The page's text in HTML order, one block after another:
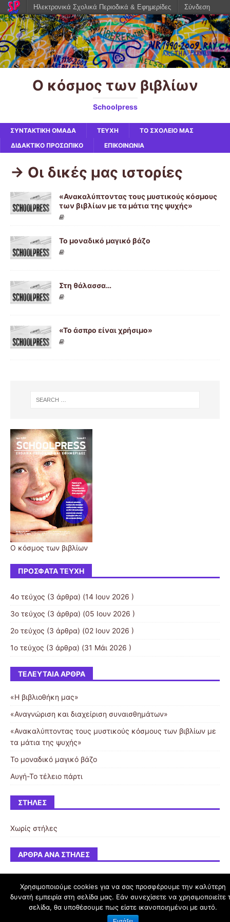
Ο κόσμος των βιβλίων
Schoolpress
ΣΥΝΤΑΚΤΙΚΗ ΟΜΑΔΑ ΤΕΥΧΗ
ΤΟ ΣΧΟΛΕΙΟ ΜΑΣ
ΔΙΔΑΚΤΙΚΟ ΠΡΟΣΩΠΙΚΟ
ΕΠΙΚΟΙΝΩΝΙΑ
-> Οι δικές μας ιστορίες
«Ανακαλύπτοντας τους μυστικούς κόσμους
των βιβλίων με τα μάτια της ψυχής»
Το μοναδικό μαγικό βάζο
Στη θάλασσα…
«Το άσπρο είναι χρήσιμο»
Ο κόσμος των βιβλίων
ΠΡΌΣΦΑΤΑ ΤΕΎΧΗ
4ο τεύχος (3 άρθρα) (14 Ιουν 2026 )
3ο τεύχος (3 άρθρα) (05 Ιουν 2026 )
2ο τεύχος (3 άρθρα) (02 Ιουν 2026 )
1ο τεύχος (3 άρθρα) (31 Μάι 2026 )
ΤΕΛΕΥΤΑΊΑ ΆΡΘΡΑ
«Η βιβλιοθήκη μας»
«Αναγνώριση και διαχείριση συναισθημάτων»
«Ανακαλύπτοντας τους μυστικούς κόσμους των βιβλίων με
τα μάτια της ψυχής»
Το μοναδικό μαγικό βάζο
Αυγή-Το τέλειο πάρτι
ΣΤΉΛΕΣ
Χωρίς στήλες
ΆΡΘΡΑ ΑΝΆ ΣΤΉΛΕΣ
schoolpress.sch.gr
Ηλεκτρονικά Σχολικά Περιοδικά & Εφημερίδες Σύνδεση
Χρησιμοποιούμε cookies για να σας προσφέρουμε την καλύτερη
δυνατή εμπειρία στη σελίδα μας. Εάν συνεχίσετε να χρησιμοποιείτε
σελίδα, θα υποθέσουμε πως είστε ικανοποιημένοι με αυτό.